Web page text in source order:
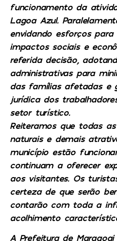
funcionamento da
Lagoa Azul.
envidando esforços para
impactos sociais e
referida decisão,
administrativas para
das famílias afetadas e
jurídica dos
setor turístico.
Reiteramos que todas
naturais e demais
município estão
continuam a oferecer
aos visitantes. Os
certeza de que serão
contarão com toda a
acolhimento
A Prefeitura de